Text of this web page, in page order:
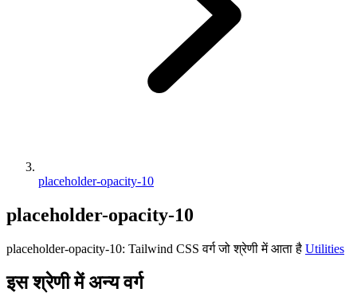
placeholder-opacity-10
placeholder-opacity-10
placeholder-opacity-10: Tailwind CSS वर्ग जो श्रेणी में आता है Utilities
इस श्रेणी में अन्य वर्ग